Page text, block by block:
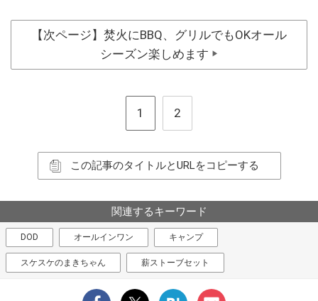
【次ページ】焚火にBBQ、グリルでもOKオール
シーズン楽しめます ▶
1 2
この記事のタイトルとURLをコピーする
関連するキーワード
DOD オールインワン キャンプ
スケスケのまきちゃん 薪ストーブセット